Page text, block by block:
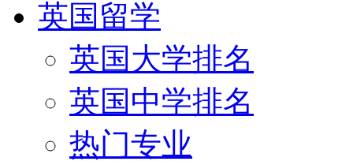
英国留学
英国大学排名
英国中学排名
热门专业